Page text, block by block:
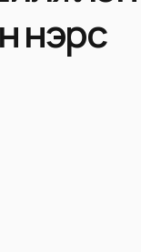
нэрс